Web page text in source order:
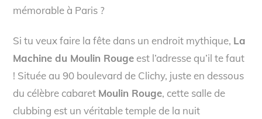
mémorable à Paris ?
Si tu veux faire la fête dans un endroit mythique, La
Machine du Moulin Rouge est l’adresse qu’il te faut
! Située au 90 boulevard de Clichy, juste en dessous
du célèbre cabaret Moulin Rouge, cette salle de
clubbing est un véritable temple de la nuit